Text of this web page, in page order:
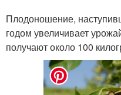
Плодоношение,
годом увеличивает
получают около 100